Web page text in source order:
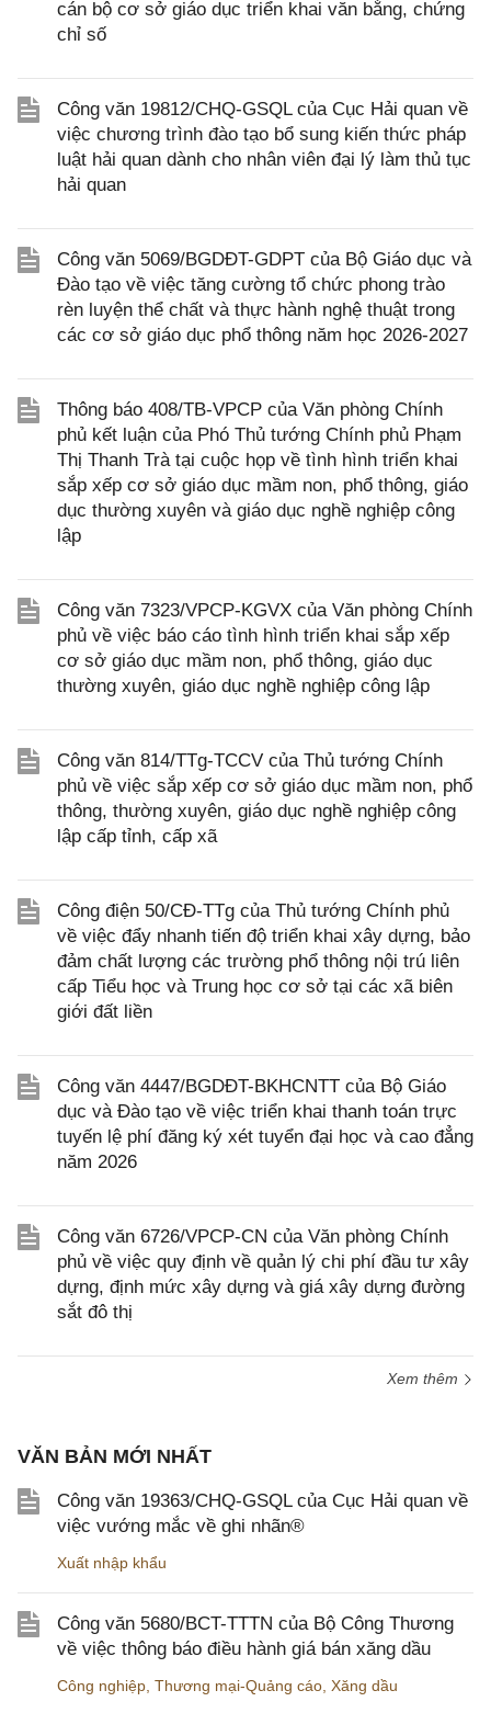
cán bộ cơ sở giáo dục triển khai văn bằng, chứng
chỉ số
Công văn 19812/CHQ-GSQL của Cục Hải quan về
việc chương trình đào tạo bổ sung kiến thức pháp
luật hải quan dành cho nhân viên đại lý làm thủ tục
hải quan
Công văn 5069/BGDĐT-GDPT của Bộ Giáo dục và
Đào tạo về việc tăng cường tổ chức phong trào
rèn luyện thể chất và thực hành nghệ thuật trong
các cơ sở giáo dục phổ thông năm học 2026-2027
Thông báo 408/TB-VPCP của Văn phòng Chính
phủ kết luận của Phó Thủ tướng Chính phủ Phạm
Thị Thanh Trà tại cuộc họp về tình hình triển khai
sắp xếp cơ sở giáo dục mầm non, phổ thông, giáo
dục thường xuyên và giáo dục nghề nghiệp công
lập
Công văn 7323/VPCP-KGVX của Văn phòng Chính
phủ về việc báo cáo tình hình triển khai sắp xếp
cơ sở giáo dục mầm non, phổ thông, giáo dục
thường xuyên, giáo dục nghề nghiệp công lập
Công văn 814/TTg-TCCV của Thủ tướng Chính
phủ về việc sắp xếp cơ sở giáo dục mầm non, phổ
thông, thường xuyên, giáo dục nghề nghiệp công
lập cấp tỉnh, cấp xã
Công điện 50/CĐ-TTg của Thủ tướng Chính phủ
về việc đẩy nhanh tiến độ triển khai xây dựng, bảo
đảm chất lượng các trường phổ thông nội trú liên
cấp Tiểu học và Trung học cơ sở tại các xã biên
giới đất liền
Công văn 4447/BGDĐT-BKHCNTT của Bộ Giáo
dục và Đào tạo về việc triển khai thanh toán trực
tuyến lệ phí đăng ký xét tuyển đại học và cao đẳng
năm 2026
Công văn 6726/VPCP-CN của Văn phòng Chính
phủ về việc quy định về quản lý chi phí đầu tư xây
dựng, định mức xây dựng và giá xây dựng đường
sắt đô thị
Xem thêm
VĂN BẢN MỚI NHẤT
Công văn 19363/CHQ-GSQL của Cục Hải quan về
việc vướng mắc về ghi nhãn®
Xuất nhập khẩu
Công văn 5680/BCT-TTTN của Bộ Công Thương
về việc thông báo điều hành giá bán xăng dầu
Công nghiệp Thương mại-Quảng cáo Xăng dầu